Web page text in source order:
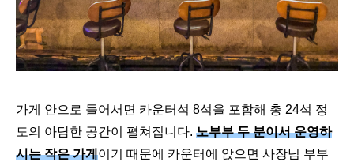
가게 안으로 들어서면 카운터석 8석을 포함해 총 24석 정
도의 아담한 공간이 펼쳐집니다. 노부부 두 분이서 운영하
시는 작은 가게이기 때문에 카운터에 앉으면 사장님 부부